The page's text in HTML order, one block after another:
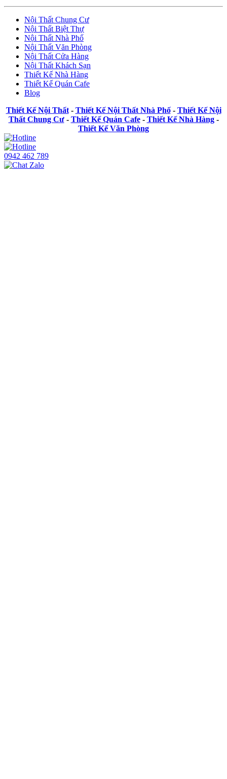
Nội Thất Chung Cư
Nội Thất Biệt Thự
Nội Thất Nhà Phố
Nội Thất Văn Phòng
Nội Thất Cửa Hàng
Nội Thất Khách Sạn
Thiết Kế Nhà Hàng
Thiết Kế Quán Cafe
Blog
Thiết Kế Nội Thất- Thiết Kế Nội Thất Nhà Phố- Thiết Kế Nội
Thất Chung Cư- Thiết Kế Quán Cafe- Thiết Kế Nhà Hàng-
Thiết Kế Văn Phòng
0942 462 789